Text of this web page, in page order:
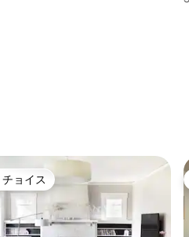
つ星の平均評価
ストチョイスです。
ョイス